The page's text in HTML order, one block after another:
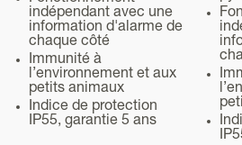
Installation
indépendant avec une
information d'alarme de
chaque côté
Immunité à
l’environnement et aux
petits animaux
Indice de protection
IP55, garantie 5 ans